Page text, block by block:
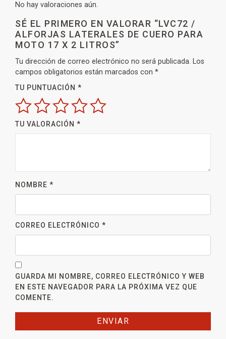
No hay valoraciones aún.
SÉ EL PRIMERO EN VALORAR “LVC72 /
ALFORJAS LATERALES DE CUERO PARA
MOTO 17 X 2 LITROS”
Tu dirección de correo electrónico no será publicada. Los
campos obligatorios están marcados con *
TU PUNTUACIÓN *
TU VALORACIÓN *
NOMBRE *
CORREO ELECTRÓNICO *
GUARDA MI NOMBRE, CORREO ELECTRÓNICO Y WEB
EN ESTE NAVEGADOR PARA LA PRÓXIMA VEZ QUE
COMENTE.